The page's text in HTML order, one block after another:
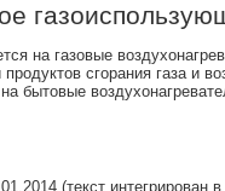
на газовые
сгорания газа и
бытовые
(текст интегрирован в